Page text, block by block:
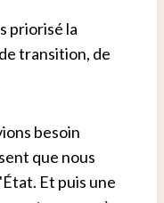
priorisé la
transition, de
besoin
que nous
Et puis une